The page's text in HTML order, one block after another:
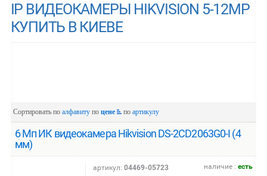
IP ВИДЕОКАМЕРЫ HIKVISION 5-12MP
КУПИТЬ В КИЕВЕ
Сортировать поалфавиту поцене поартикулу
6 Мп ИК видеокамера Hikvision DS-2CD2063G0-I (4
мм)
наличие :есть
артикул: 04469-05723